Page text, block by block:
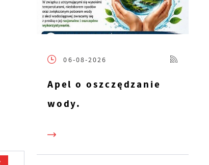
06-08-2026
Apel o oszczędzanie
wody.